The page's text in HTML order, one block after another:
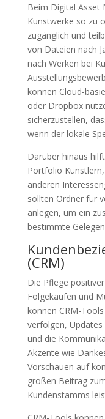
Beim Digital Asset
Kunstwerke so zu
zugänglich und
von Dateien nach
nach Werken bei
können Cloud-
oder Dropbox
sicherzustellen,
wenn der lokale
Darüber hinaus
Portfolio
anderen
sollten Ordner für
anlegen, um ein
bestimmte
(CRM)
Die Pflege
Folgekäufen und
können CRM-
verfolgen, Updates
und die
Akzente wie
Vorschauen auf
großen Beitrag
Kundenstamms